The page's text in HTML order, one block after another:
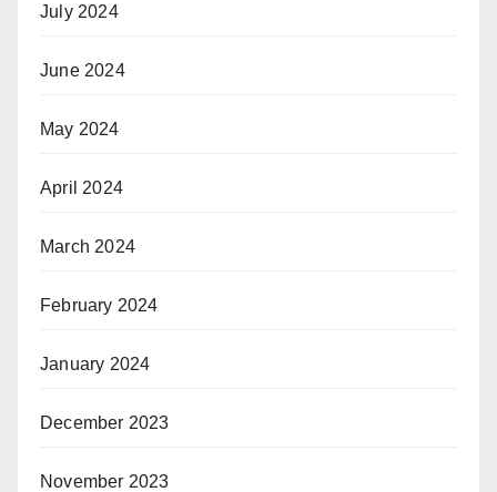
July 2024
June 2024
May 2024
April 2024
March 2024
February 2024
January 2024
December 2023
November 2023